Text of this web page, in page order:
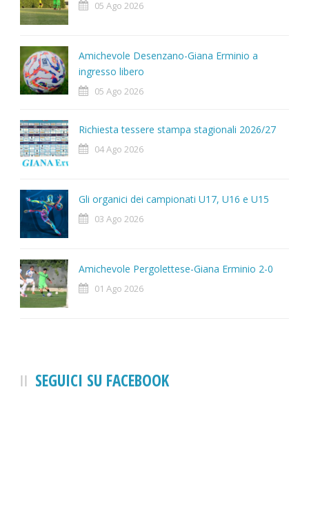
05 Ago 2026
Amichevole Desenzano-Giana Erminio a
ingresso libero
05 Ago 2026
Richiesta tessere stampa stagionali 2026/27
04 Ago 2026
Gli organici dei campionati U17, U16 e U15
03 Ago 2026
Amichevole Pergolettese-Giana Erminio 2-0
01 Ago 2026
SEGUICI SU FACEBOOK